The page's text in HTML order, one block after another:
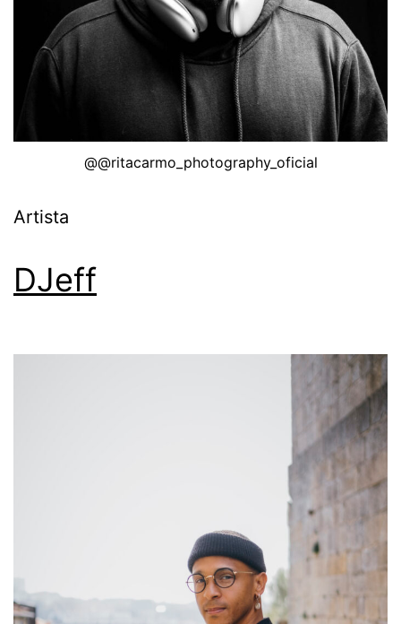
@@ritacarmo_photography_oficial
Artista
DJeff